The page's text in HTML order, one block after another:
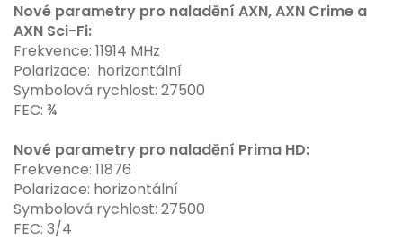
Nové parametry pro naladění AXN, AXN Crime a
AXN Sci-Fi:
Frekvence: 11914 MHz
Polarizace: horizontální
Symbolová rychlost: 27500
FEC: ¾
Nové parametry pro naladění Prima HD:
Frekvence: 11876
Polarizace: horizontální
Symbolová rychlost: 27500
FEC: 3/4